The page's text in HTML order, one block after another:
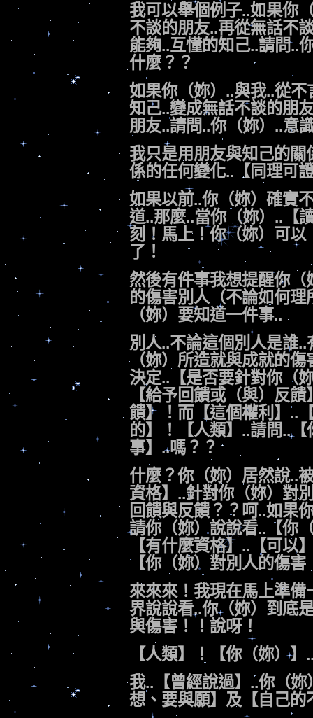
我可以舉個例子..如果你
不談的朋友..再從無話不
能夠..互懂的知己..請問..
什麼？？
如果你（妳）..與我..從
知己..變成無話不談的朋
朋友..請問..你（妳）..意
我只是用朋友與知己的
係的任何變化..【同理可
如果以前..你（妳）確實
道..那麼..當你（妳）..【
刻！馬上！你（妳）可
了！
然後有件事我想提醒你
的傷害別人（不論如何
（妳）要知道一件事..
別人..不論這個別人是誰
（妳）所造就與成就的傷
決定..【是否要針對你（
【給予回饋或（與）反
饋】！而【這個權利】..
的】！【人類】..請問..
事】..嗎？？
什麼？你（妳）居然說..
資格】..針對你（妳）對
回饋與反饋？？呵..如果
請你（妳）說說看..【你
【有什麼資格】..【可以
【你（妳）對別人的傷
來來來！我現在馬上準
界說說看..你（妳）到底
與傷害！！說呀！
【人類】！【你（妳）
我..【曾經說過】..你（
想、要與願】及【自己的